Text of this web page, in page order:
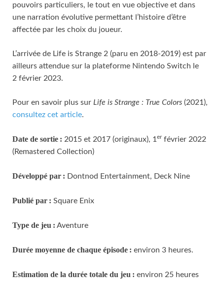
pouvoirs particuliers, le tout en vue objective et dans
une narration évolutive permettant l’histoire d’être
affectée par les choix du joueur.
L’arrivée de Life is Strange 2 (paru en 2018-2019) est par
ailleurs attendue sur la plateforme Nintendo Switch le
2 février 2023.
Pour en savoir plus sur Life is Strange : True Colors (2021),
consultez cet article.
Date de sortie : 2015 et 2017 (originaux), 1 er février 2022
(Remastered Collection)
Développé par : Dontnod Entertainment, Deck Nine
Publié par : Square Enix
Type de jeu : Aventure
Durée moyenne de chaque épisode : environ 3 heures.
Estimation de la durée totale du jeu : environ 25 heures